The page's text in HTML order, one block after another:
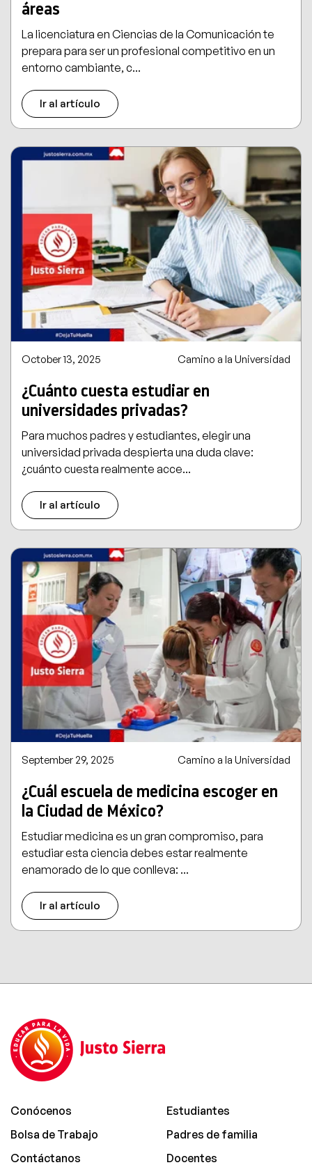
áreas
La licenciatura en Ciencias de la Comunicación te
prepara para ser un profesional competitivo en un
entorno cambiante, c...
Ir al artículo
October 13, 2025 Camino a la Universidad
¿Cuánto cuesta estudiar en
universidades privadas?
Para muchos padres y estudiantes, elegir una
universidad privada despierta una duda clave:
¿cuánto cuesta realmente acce...
Ir al artículo
September 29, 2025 Camino a la Universidad
¿Cuál escuela de medicina escoger en
la Ciudad de México?
Estudiar medicina es un gran compromiso, para
estudiar esta ciencia debes estar realmente
enamorado de lo que conlleva: ...
Ir al artículo
Conócenos
Bolsa de Trabajo
Contáctanos
Estudiantes
Padres de familia
Docentes